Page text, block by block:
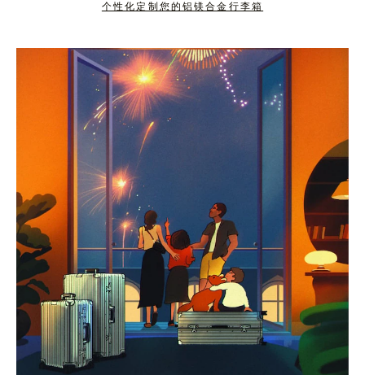
下
击
按
钮
取
消
静
个性化定制您的铝镁合金行李箱